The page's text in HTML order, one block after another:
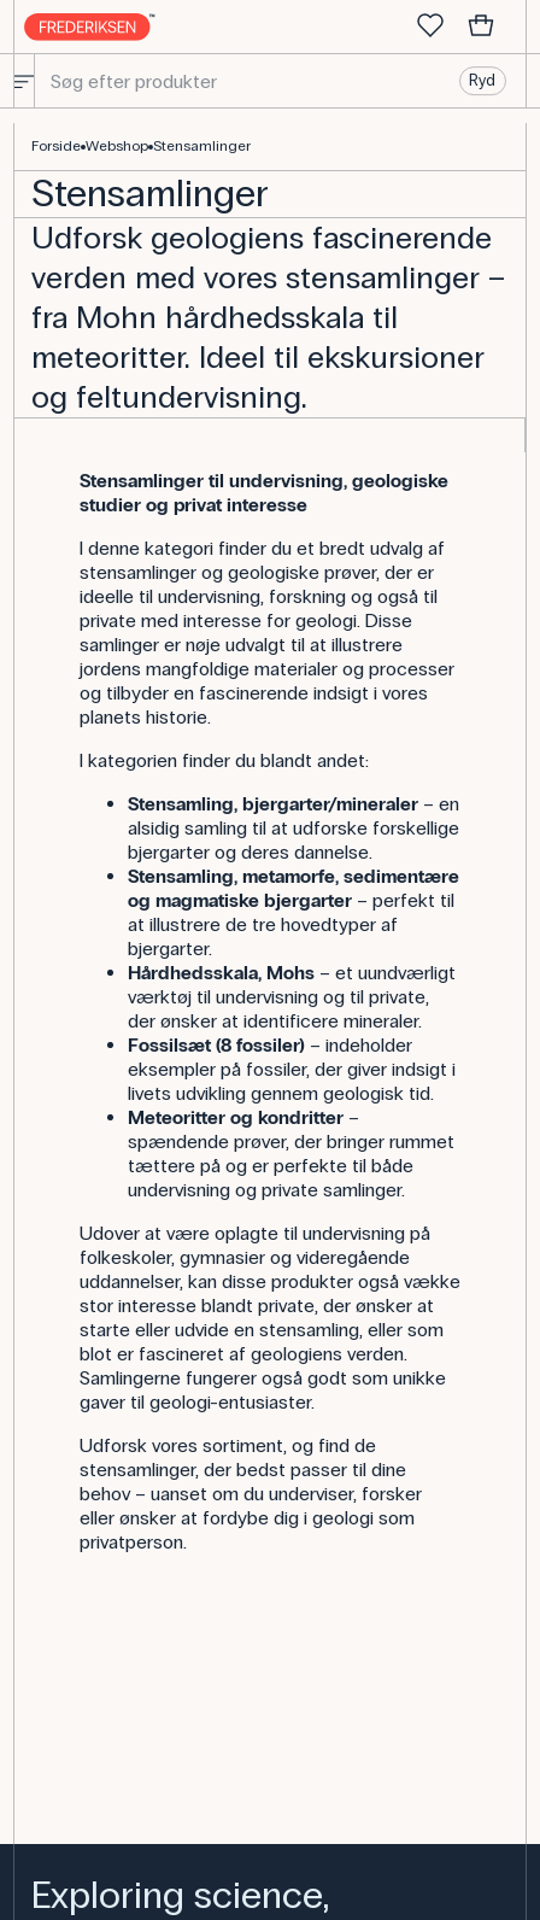
Ryd
Forside Webshop Stensamlinger
Stensamlinger
Udforsk geologiens fascinerende
verden med vores stensamlinger –
fra Mohn hårdhedsskala til
meteoritter. Ideel til ekskursioner
og feltundervisning.
Stensamlinger til undervisning, geologiske
studier og privat interesse
I denne kategori finder du et bredt udvalg af
stensamlinger og geologiske prøver, der er
ideelle til undervisning, forskning og også til
private med interesse for geologi. Disse
samlinger er nøje udvalgt til at illustrere
jordens mangfoldige materialer og processer
og tilbyder en fascinerende indsigt i vores
planets historie.
I kategorien finder du blandt andet:
Stensamling, bjergarter/mineraler– en
alsidig samling til at udforske forskellige
bjergarter og deres dannelse.
Stensamling, metamorfe, sedimentære
og magmatiske bjergarter– perfekt til
at illustrere de tre hovedtyper af
bjergarter.
Hårdhedsskala, Mohs– et uundværligt
værktøj til undervisning og til private,
der ønsker at identificere mineraler.
Fossilsæt (8 fossiler)– indeholder
eksempler på fossiler, der giver indsigt i
livets udvikling gennem geologisk tid.
Meteoritter og kondritter–
spændende prøver, der bringer rummet
tættere på og er perfekte til både
undervisning og private samlinger.
Udover at være oplagte til undervisning på
folkeskoler, gymnasier og videregående
uddannelser, kan disse produkter også vække
stor interesse blandt private, der ønsker at
starte eller udvide en stensamling, eller som
blot er fascineret af geologiens verden.
Samlingerne fungerer også godt som unikke
gaver til geologi-entusiaster.
Udforsk vores sortiment, og find de
stensamlinger, der bedst passer til dine
behov – uanset om du underviser, forsker
eller ønsker at fordybe dig i geologi som
privatperson.
Exploring science,